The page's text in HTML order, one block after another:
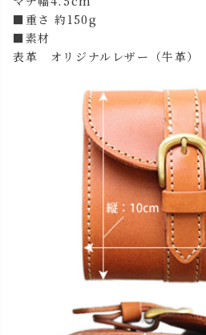
■重さ 約150g
■素材
表革 オリジナルレザー（牛革）